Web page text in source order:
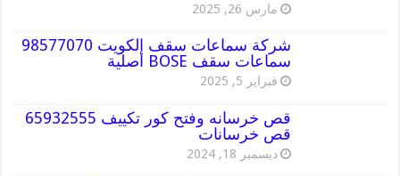
مارس 26, 2025
شركة سماعات سقف الكويت 98577070
سماعات سقف BOSE أصلية
فبراير 5, 2025
قص خرسانه وفتح كور تكييف 65932555
قص خرسانات
ديسمبر 18, 2024